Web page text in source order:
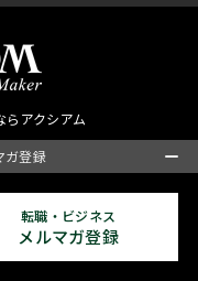
ガ登録
転職・ビジネス
メルマガ登録
らアクシアム
Reserved.